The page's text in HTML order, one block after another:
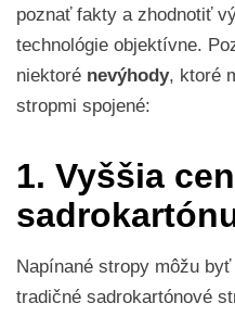
poznať fakty a zhodnotiť
technológie objektívne.
niektoré nevýhody, ktoré
stropmi spojené:
1. Vyššia
Napínané stropy môžu
tradičné sadrokartónové